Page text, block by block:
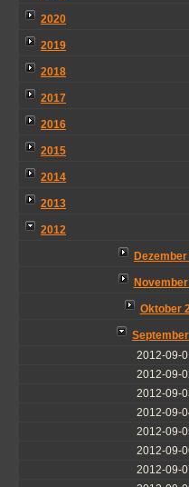
2020
2019
2018
2017
2016
2015
2014
2013
2012
Oktober
2012-09-
2012-09-
2012-09-
2012-09-
2012-09-
2012-09-
2012-09-